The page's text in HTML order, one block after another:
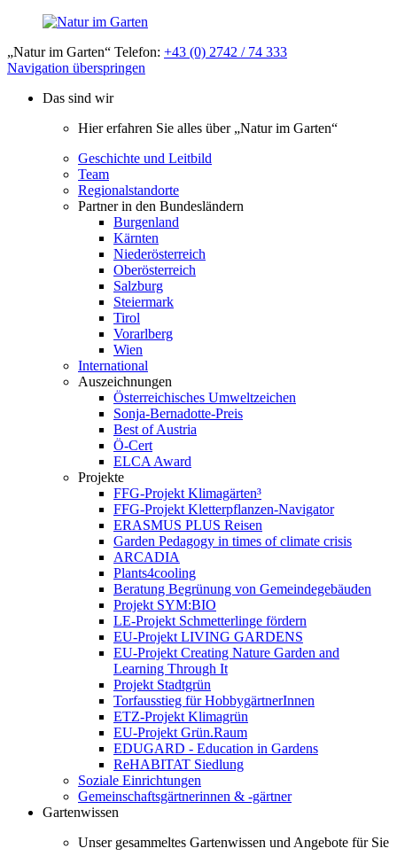
„Natur im Garten“ Telefon: +43 (0) 2742 / 74 333
Navigation überspringen
Das sind wir
Hier erfahren Sie alles über „Natur im Garten“
Geschichte und Leitbild
Team
Regionalstandorte
Partner in den Bundesländern
Burgenland
Kärnten
Niederösterreich
Oberösterreich
Salzburg
Steiermark
Tirol
Vorarlberg
Wien
International
Auszeichnungen
Österreichisches Umweltzeichen
Sonja-Bernadotte-Preis
Best of Austria
Ö-Cert
ELCA Award
Projekte
FFG-Projekt Klimagärten³
FFG-Projekt Kletterpflanzen-Navigator
ERASMUS PLUS Reisen
Garden Pedagogy in times of climate crisis
ARCADIA
Plants4cooling
Beratung Begrünung von Gemeindegebäuden
Projekt SYM:BIO
LE-Projekt Schmetterlinge fördern
EU-Projekt LIVING GARDENS
EU-Projekt Creating Nature Garden and
Learning Through It
Projekt Stadtgrün
Torfausstieg für HobbygärtnerInnen
ETZ-Projekt Klimagrün
EU-Projekt Grün.Raum
EDUGARD - Education in Gardens
ReHABITAT Siedlung
Soziale Einrichtungen
Gemeinschaftsgärtnerinnen & -gärtner
Gartenwissen
Unser gesammeltes Gartenwissen und Angebote für Sie